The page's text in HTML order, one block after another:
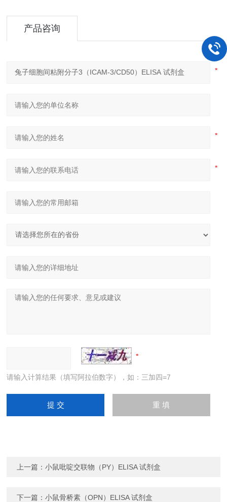
产品咨询
请输入计算结果（填写阿拉伯数字），如：三加四=7
上一篇：小鼠吡啶交联物（PY）ELISA 试剂盒
下一篇：小鼠骨桥素（OPN）ELISA 试剂盒